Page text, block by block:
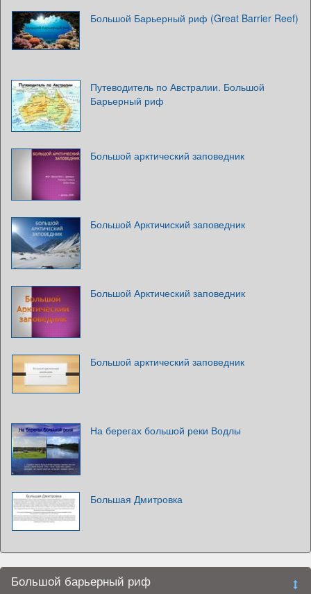
Большой Барьерный риф (Great Barrier Reef)
Путеводитель по Австралии. Большой
Барьерный риф
Большой арктический заповедник
Большой Арктичиский заповедник
Большой Арктический заповедник
Большой арктический заповедник
На берегах большой реки Водлы
Большая Дмитровка
Большой барьерный риф